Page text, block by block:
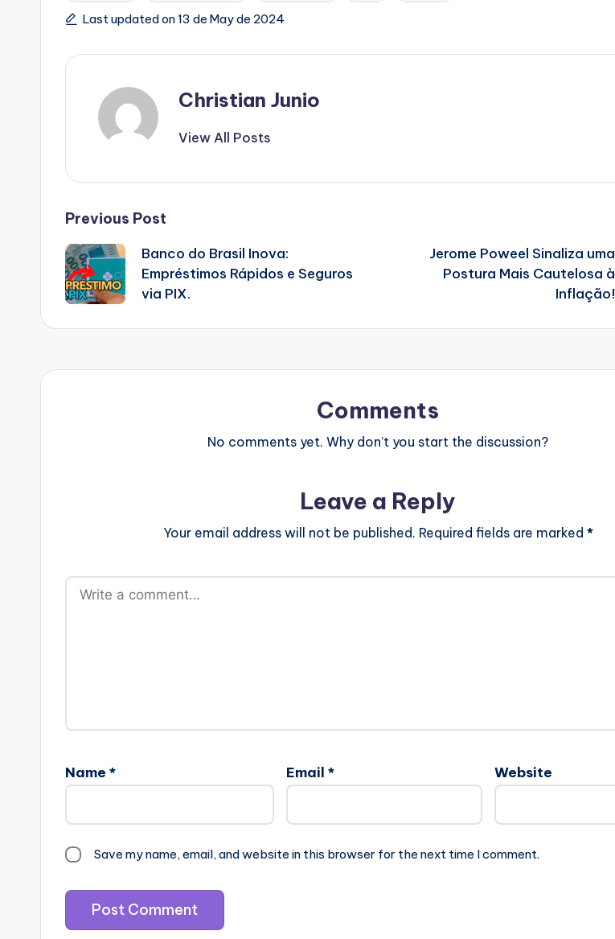
Tags:Last updated on 13 de May de 2024
Christian Junio
View All Posts
Post
navigation
Previous Post
Banco do Brasil Inova:
Empréstimos Rápidos e Seguros
via PIX.
Jerome Poweel Sinaliza uma
Postura Mais Cautelosa à
Inflação!
Comments
No comments yet. Why don’t you start the discussion?
Leave a Reply
Your email address will not be published. Required fields are marked *
Name * Email * Website
Save my name, email, and website in this browser for the next time I comment.